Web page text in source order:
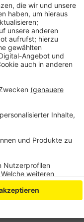
der neuen
wie Lützenkirchen,
Studenten am
sei zudem ein
und Nebenjobs
soll in den
Cube
der Hochschule